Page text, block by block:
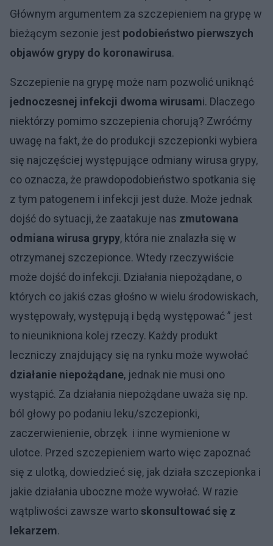
Głównym argumentem za szczepieniem na grypę w
bieżącym sezonie jest podobieństwo pierwszych
objawów grypy do koronawirusa.
Szczepienie na grypę może nam pozwolić uniknąć
jednoczesnej infekcji dwoma wirusami. Dlaczego
niektórzy pomimo szczepienia chorują? Zwróćmy
uwagę na fakt, że do produkcji szczepionki wybiera
się najczęściej występujące odmiany wirusa grypy,
co oznacza, że prawdopodobieństwo spotkania się
z tym patogenem i infekcji jest duże. Może jednak
dojść do sytuacji, że zaatakuje nas zmutowana
odmiana wirusa grypy, która nie znalazła się w
otrzymanej szczepionce. Wtedy rzeczywiście
może dojść do infekcji. Działania niepożądane, o
których co jakiś czas głośno w wielu środowiskach,
występowały, występują i będą występować ” jest
to nieunikniona kolej rzeczy. Każdy produkt
leczniczy znajdujący się na rynku może wywołać
działanie niepożądane, jednak nie musi ono
wystąpić. Za działania niepożądane uważa się np.
ból głowy po podaniu leku/szczepionki,
zaczerwienienie, obrzęk i inne wymienione w
ulotce. Przed szczepieniem warto więc zapoznać
się z ulotką, dowiedzieć się, jak działa szczepionka i
jakie działania uboczne może wywołać. W razie
wątpliwości zawsze warto skonsultować się z
lekarzem.